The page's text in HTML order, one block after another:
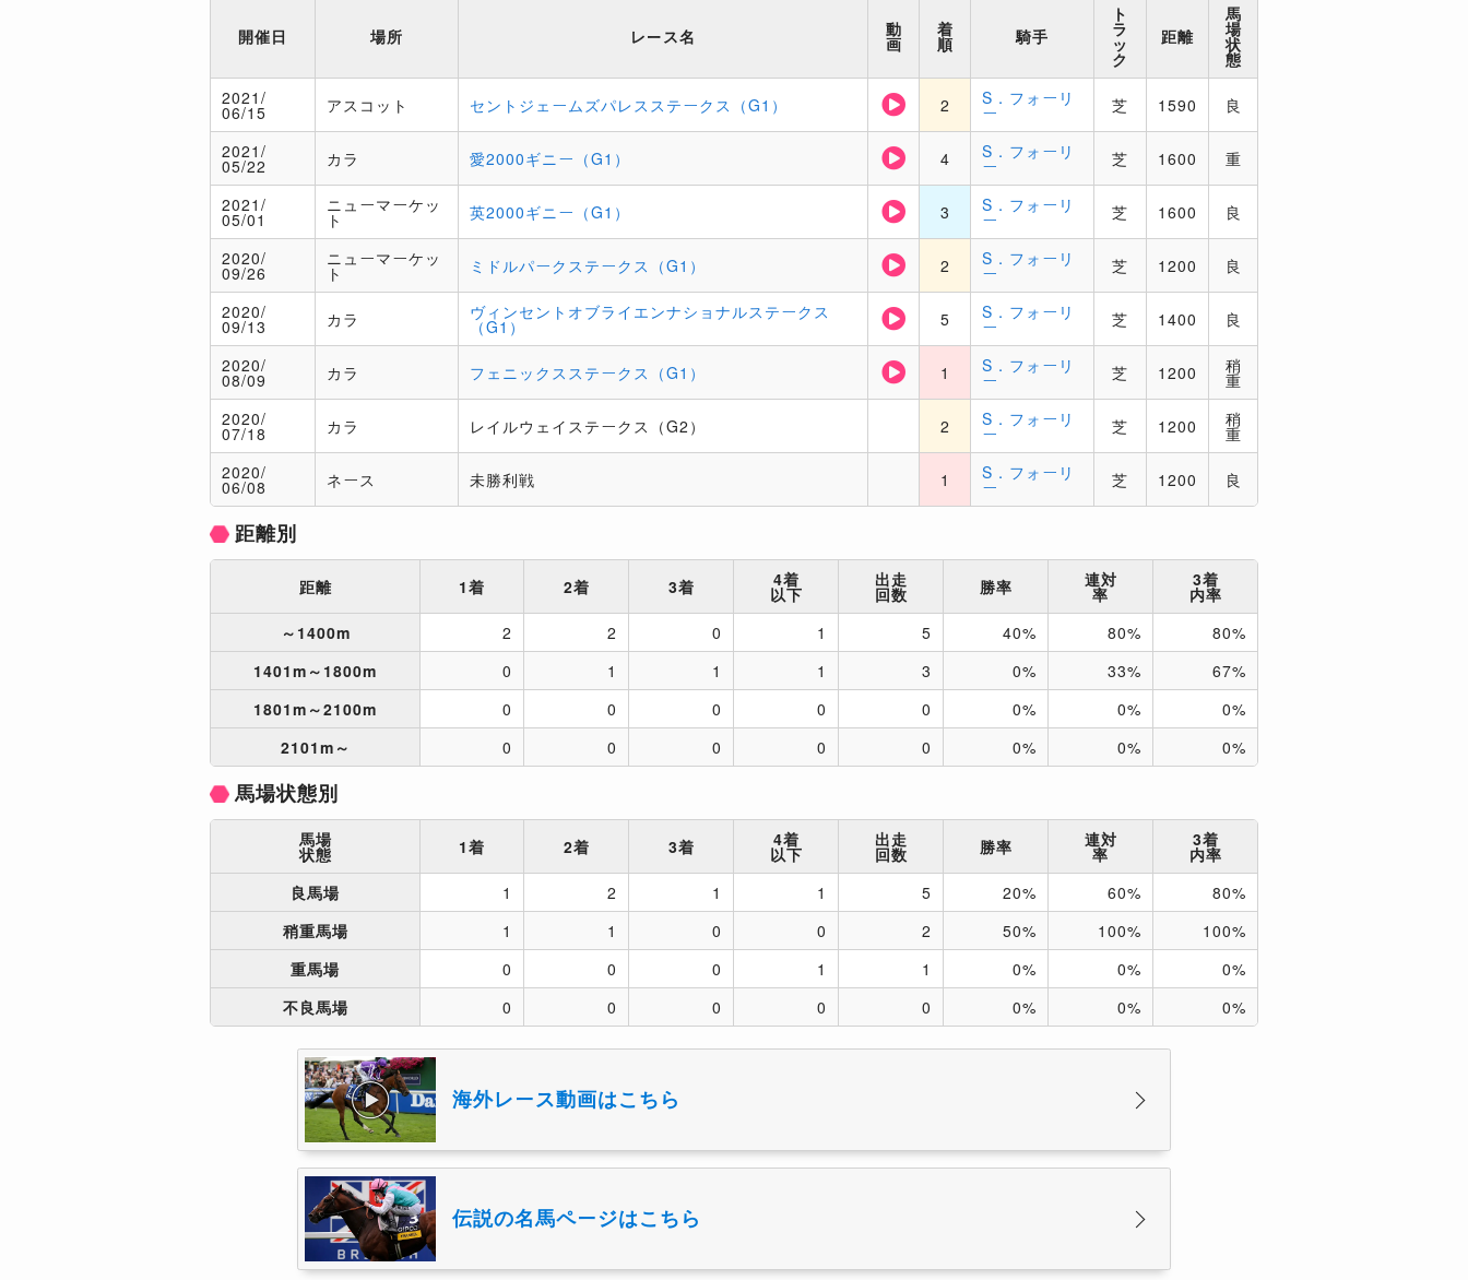
開催日 場所 レース名 動
画
着
順 騎手
ト
ラ
ッ
ク
距離
馬
場
状
態
2021/
06/15 アスコット セントジェームズパレスステークス（G1） 2 S．フォーリ
ー 芝 1590 良
2021/
05/22 カラ 愛2000ギニー（G1） 4 S．フォーリ
ー 芝 1600 重
2021/
05/01
ニューマーケッ
ト 英2000ギニー（G1） 3 S．フォーリ
ー 芝 1600 良
2020/
09/26
ニューマーケッ
ト ミドルパークステークス（G1） 2 S．フォーリ
ー 芝 1200 良
2020/
09/13 カラ ヴィンセントオブライエンナショナルステークス
（G1） 5 S．フォーリ
ー 芝 1400 良
2020/
08/09 カラ フェニックスステークス（G1） 1 S．フォーリ
ー 芝 1200 稍
重
2020/
07/18 カラ レイルウェイステークス（G2） 2 S．フォーリ
ー 芝 1200 稍
重
2020/
06/08 ネース 未勝利戦 1 S．フォーリ
ー 芝 1200 良
距離別
距離 1着 2着 3着 4着
以下
出走
回数 勝率 連対
率
3着
内率
～1400m
2 2 0 1 5 40% 80%
80%
1401m～1800m
0 1 1 1 3 0% 33%
67%
1801m～2100m
0 0 0 0 0 0% 0%
0%
2101m～
0 0 0 0 0 0% 0% 0%
馬場状態別
馬場
状態 1着 2着 3着 4着
以下
出走
回数 勝率 連対
率
3着
内率
良馬場
1 2 1 1 5 20% 60%
80%
稍重馬場
1 1 0 0 2 50% 100%
100%
重馬場
0 0 0 1 1 0% 0%
0%
不良馬場
0 0 0 0 0 0% 0% 0%
海外レース動画はこちら
伝説の名馬ページはこちら